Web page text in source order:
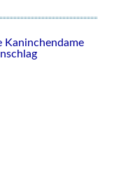
Kaninchendame